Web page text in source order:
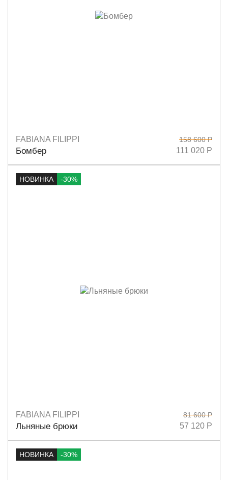
Размеры
FABIANA FILIPPI
Бомбер
158 600 Р
111 020 Р
НОВИНКА -30%
Размеры 38
FABIANA FILIPPI
Льняные брюки
81 600 Р
57 120 Р
НОВИНКА -30%